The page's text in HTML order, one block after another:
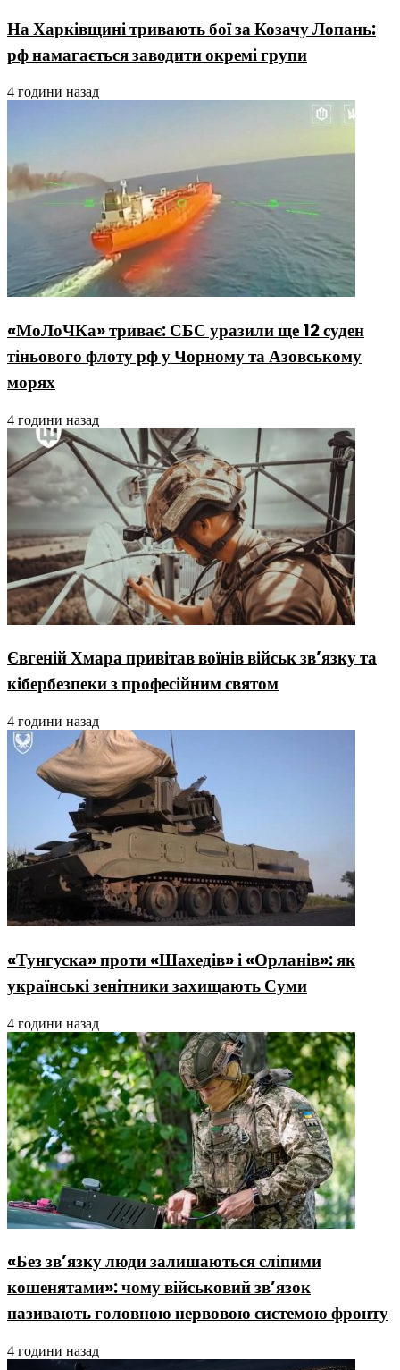
На Харківщині тривають бої за Козачу Лопань:
рф намагається заводити окремі групи
4 години назад
«МоЛоЧКа» триває: СБС уразили ще 12 суден
тіньового флоту рф у Чорному та Азовському
морях
4 години назад
Євгеній Хмара привітав воїнів військ зв’язку та
кібербезпеки з професійним святом
4 години назад
«Тунгуска» проти «Шахедів» і «Орланів»: як
українські зенітники захищають Суми
4 години назад
«Без зв’язку люди залишаються сліпими
кошенятами»: чому військовий зв’язок
називають головною нервовою системою фронту
4 години назад